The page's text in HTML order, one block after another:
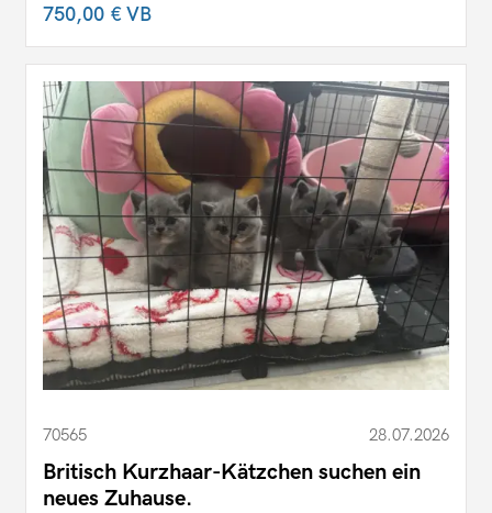
750,00 €VB
70565 28.07.2026
Britisch Kurzhaar-Kätzchen suchen ein
neues Zuhause.